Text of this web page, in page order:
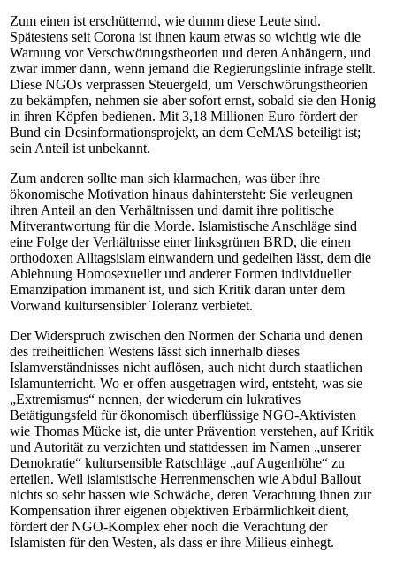
Zum einen ist erschütternd, wie dumm diese Leute sind.
Spätestens seit Corona ist ihnen kaum etwas so wichtig wie die
Warnung vor Verschwörungstheorien und deren Anhängern, und
zwar immer dann, wenn jemand die Regierungslinie infrage stellt.
Diese NGOs verprassen Steuergeld, um Verschwörungstheorien
zu bekämpfen, nehmen sie aber sofort ernst, sobald sie den Honig
in ihren Köpfen bedienen. Mit 3,18 Millionen Euro fördert der
Bund ein Desinformationsprojekt, an dem CeMAS beteiligt ist;
sein Anteil ist unbekannt.
Zum anderen sollte man sich klarmachen, was über ihre
ökonomische Motivation hinaus dahintersteht: Sie verleugnen
ihren Anteil an den Verhältnissen und damit ihre politische
Mitverantwortung für die Morde. Islamistische Anschläge sind
eine Folge der Verhältnisse einer linksgrünen BRD, die einen
orthodoxen Alltagsislam einwandern und gedeihen lässt, dem die
Ablehnung Homosexueller und anderer Formen individueller
Emanzipation immanent ist, und sich Kritik daran unter dem
Vorwand kultursensibler Toleranz verbietet.
Der Widerspruch zwischen den Normen der Scharia und denen
des freiheitlichen Westens lässt sich innerhalb dieses
Islamverständnisses nicht auflösen, auch nicht durch staatlichen
Islamunterricht. Wo er offen ausgetragen wird, entsteht, was sie
„Extremismus“ nennen, der wiederum ein lukratives
Betätigungsfeld für ökonomisch überflüssige NGO-Ak­ti­vis­ten
wie Thomas Mücke ist, die unter Prävention verstehen, auf Kritik
und Autorität zu verzichten und stattdessen im Namen „unserer
Demokratie“ kultursensible Ratschläge „auf Augenhöhe“ zu
erteilen. Weil islamistische Herrenmenschen wie Abdul Ballout
nichts so sehr hassen wie Schwäche, deren Verachtung ihnen zur
Kompensation ihrer eigenen objektiven Erbärmlichkeit dient,
fördert der NGO-Kom­plex eher noch die Verachtung der
Islamisten für den Westen, als dass er ihre Milieus einhegt.